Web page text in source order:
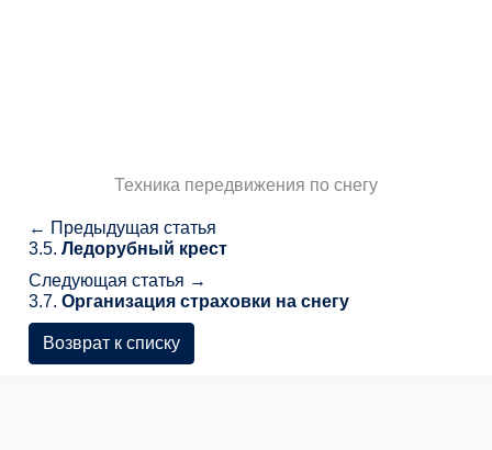
Техника передвижения по снегу
← Предыдущая статья
3.5. Ледорубный крест
Следующая статья →
3.7. Организация страховки на снегу
Возврат к списку